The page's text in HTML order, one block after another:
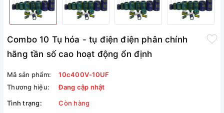
Combo 10 Tụ hóa - tụ điện điện phân chính
hãng tần số cao hoạt động ổn định
Mã sản phẩm:
10c400V-10UF
Thương hiệu:
Đang cập nhật
Tình trạng:
Còn hàng